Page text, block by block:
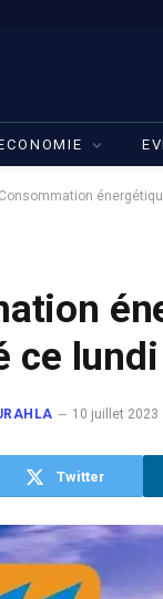
Consommation
ce lundi
10 juillet 2023
Twitter